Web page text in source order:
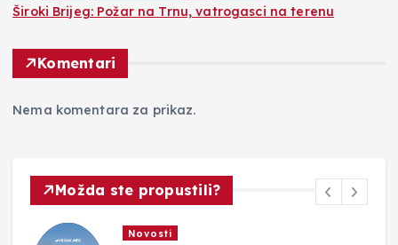
Široki Brijeg: Požar na Trnu, vatrogasci na terenu
Komentari
Nema komentara za prikaz.
Možda ste propustili?
Novosti